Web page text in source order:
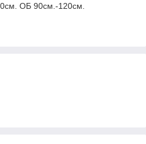
ОБ 90см.-120см.